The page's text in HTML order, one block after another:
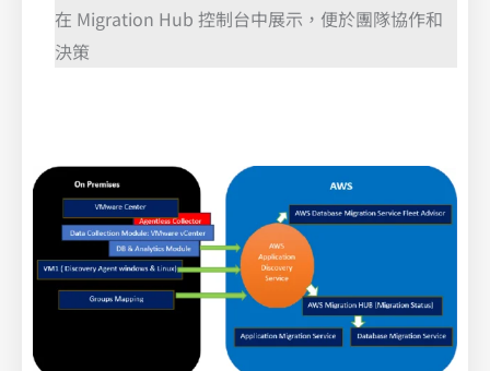
在 Migration Hub 控制台中展示，便於團隊協作和
決策